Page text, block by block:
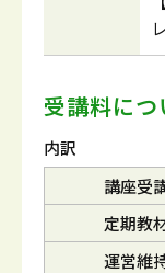
受講料につ
内訳
講座受
定期教
運営維